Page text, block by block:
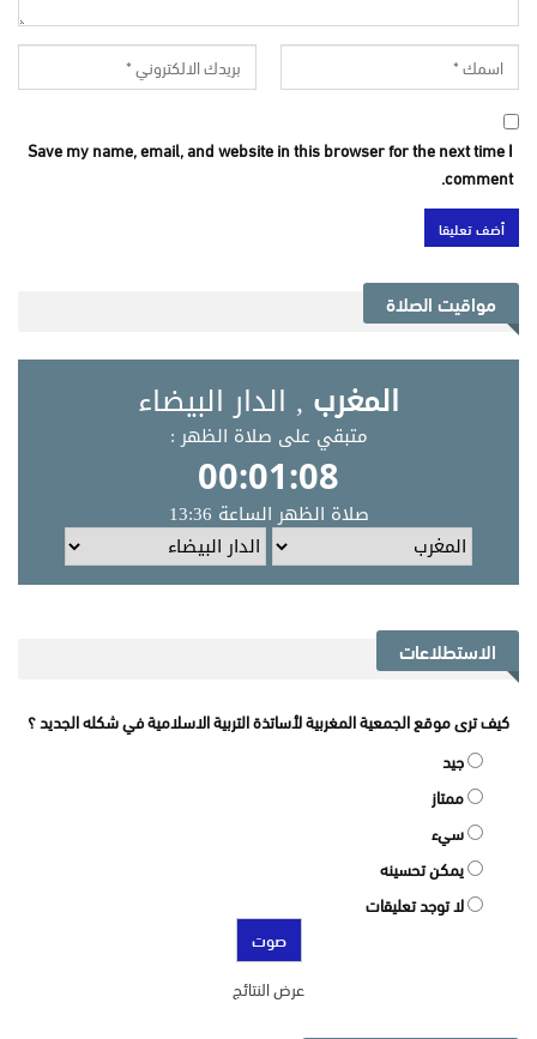
Save my name, email, and website in this browser for the next time I
comment.
مواقيت الصلاة
الاستطلاعات
كيف ترى موقع الجمعية المغربية لأساتذة التربية الاسلامية في شكله الجديد ؟
جيد
ممتاز
سيء
يمكن تحسينه
لا توجد تعليقات
عرض النتائج